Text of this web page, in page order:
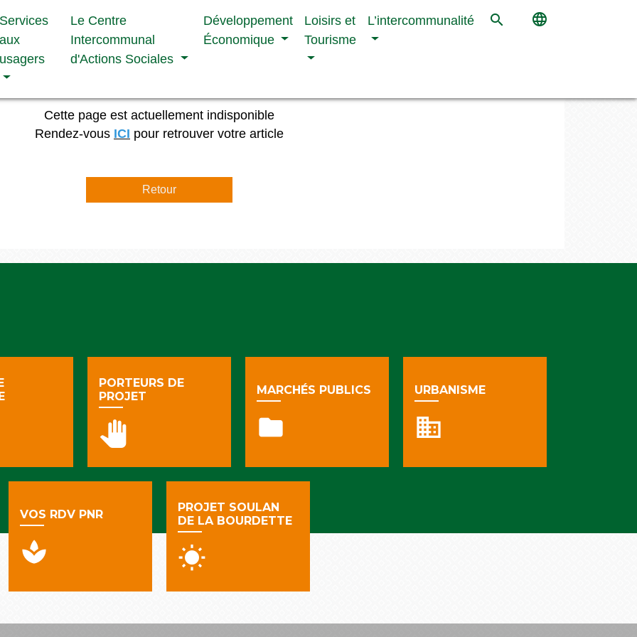
Services
aux
usagers
Le Centre
Intercommunal
d'Actions Sociales
Développement
Économique
Loisirs et
Tourisme
L’intercommunalité search language
Cette page est actuellement indisponible
Rendez-vous ICI pour retrouver votre article
Retour
PORTEURS DE
PROJET
pan_tool
MARCHÉS PUBLICS
folder
URBANISME
business
VOS RDV PNR
spa
PROJET SOULAN
DE LA BOURDETTE
wb_sunny